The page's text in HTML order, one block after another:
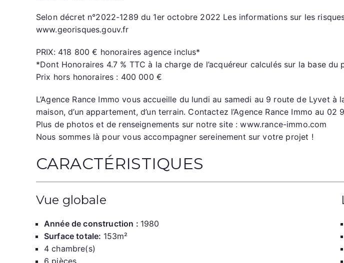
Selon décret n°2022-1289 du 1er octobre 2022 Les informations sur les
www.georisques.gouv.fr
PRIX: 418 800 € honoraires agence inclus*
*Dont Honoraires 4.7 % TTC à la charge de l’acquéreur calculés sur la base du
Prix hors honoraires : 400 000 €
L’Agence Rance Immo vous accueille du lundi au samedi au 9 route de Lyvet à
maison, d’un appartement, d’un terrain. Contactez l’Agence Rance Immo au
Plus de photos et de renseignements sur notre site : www.rance-immo.com
Nous sommes là pour vous accompagner sereinement sur votre projet !
CARACTÉRISTIQUES
Vue globale
Année de construction : 1980
Surface totale: 153m²
4 chambre(s)
6 pièces